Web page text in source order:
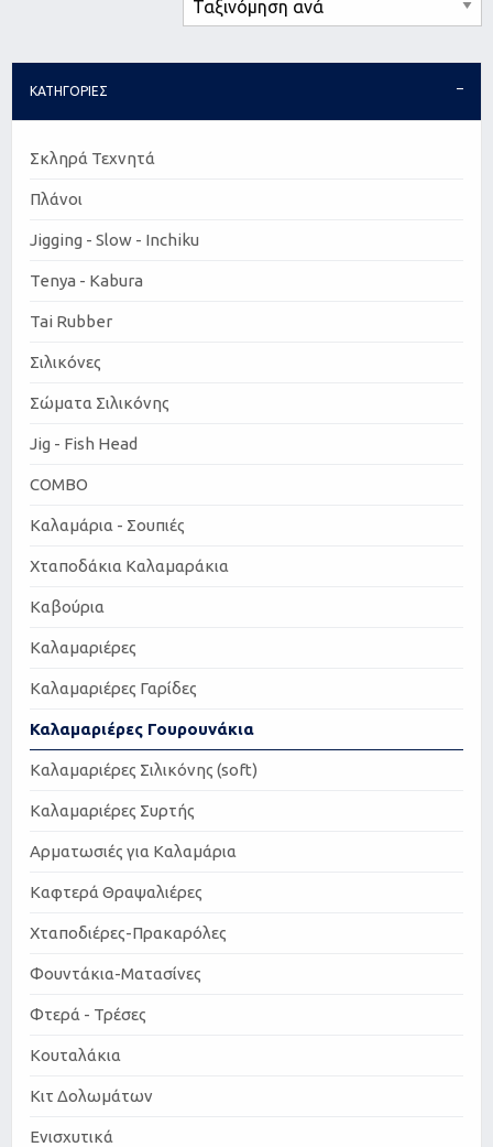
ΚΑΤΗΓΟΡΙΕΣ
Σκληρά Τεχνητά
Πλάνοι
Jigging - Slow - Inchiku
Tenya - Kabura
Tai Rubber
Σιλικόνες
Σώματα Σιλικόνης
Jig - Fish Head
COMBO
Καλαμάρια - Σουπιές
Χταποδάκια Καλαμαράκια
Καβούρια
Καλαμαριέρες
Καλαμαριέρες Γαρίδες
Καλαμαριέρες Γουρουνάκια
Καλαμαριέρες Σιλικόνης (soft)
Καλαμαριέρες Συρτής
Αρματωσιές για Καλαμάρια
Καφτερά Θραψαλιέρες
Χταποδιέρες-Πρακαρόλες
Φουντάκια-Ματασίνες
Φτερά - Τρέσες
Κουταλάκια
Κιτ Δολωμάτων
Ενισχυτικά